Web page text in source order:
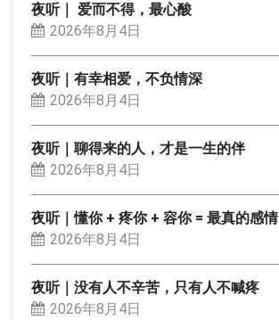
夜听｜ 爱而不得，最心酸
2026年8月4日
夜听｜有幸相爱，不负情深
2026年8月4日
夜听｜聊得来的人，才是一生的伴
2026年8月4日
夜听｜懂你 + 疼你 + 容你 = 最真的感情
2026年8月4日
夜听｜没有人不辛苦，只有人不喊疼
2026年8月4日